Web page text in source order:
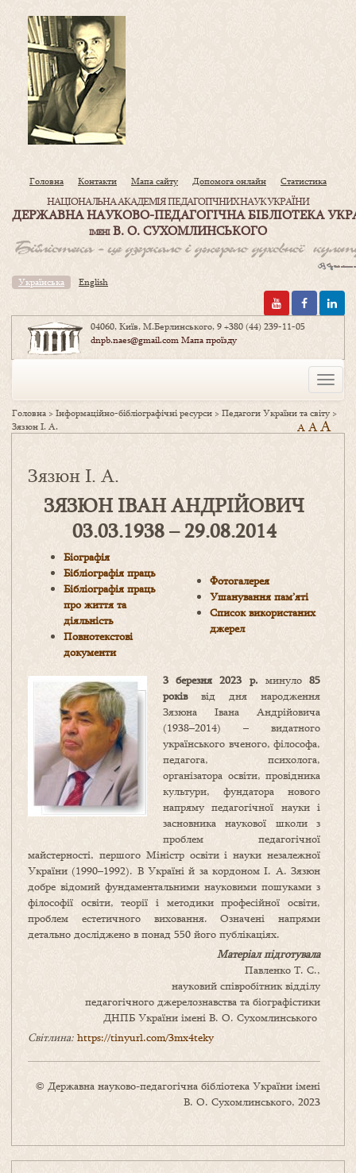
Головна Контакти Мапа сайту Допомога онлайн Статистика
НАЦІОНАЛЬНА АКАДЕМІЯ ПЕДАГОГІЧНИХ НАУК УКРАЇНИ
ДЕРЖАВНА НАУКОВО-ПЕДАГОГІЧНА БІБЛІОТЕКА
ІМЕНІВ. О. СУХОМЛИНСЬКОГО
Українська English
04060, Київ, М.Берлинського, 9+380 (44) 239-11-05
dnpb.naes@gmail.comМапа проїзду
Toggle
Головна >Інформаційно-бібліографічні ресурси >Педагоги України та світу>
Зязюн І. А.
A AA
Зязюн І. А.
ЗЯЗЮН ІВАН АНДРІЙОВИЧ
03.03.1938 – 29.08.2014
Біографія
Бібліографія праць
Бібліографія праць
про життя та
діяльність
Повнотекстові
документи
Фотогалерея
Ушанування пам’яті
Список використаних
джерел
3 березня 2023 р. минуло85
роківвід дня народження
Зязюна Івана Андрійовича
(1938–2014) – видатного
українського вченого, філософа,
педагога, психолога,
організатора освіти, провідника
культури, фундатора нового
напряму педагогічної науки і
засновника наукової школи з
проблем педагогічної
майстерності, першого Міністр освіти і науки незалежної
України (1990–1992). В Україні й за кордоном І. А. Зязюн
добре відомий фундаментальними науковими пошуками з
філософії освіти, теорії і методики професійної освіти,
проблем естетичного виховання. Означені напрями
детально досліджено в понад 550 його публікаціях.
Матеріал підготувала
Павленко Т. С.,
науковий співробітник відділу
педагогічного джерелознавства та біографістики
ДНПБ України імені В. О. Сухомлинського
Світлина: https://tinyurl.com/3mx4teky
© Державна науково-педагогічна бібліотека України імені
В. О. Сухомлинського, 2023